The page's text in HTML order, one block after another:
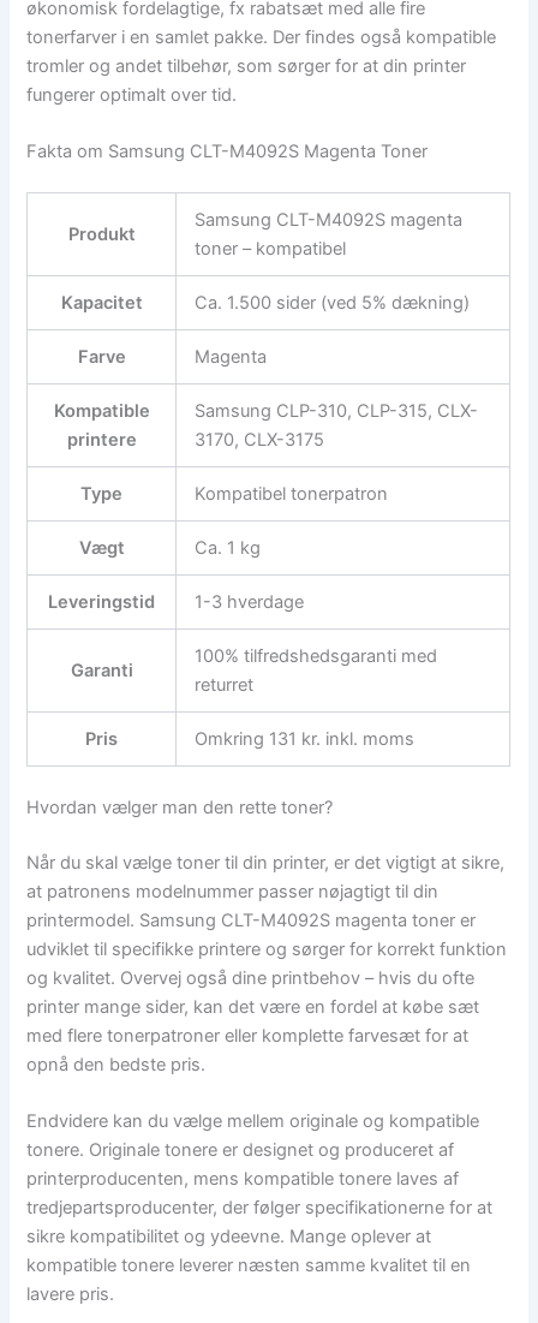
økonomisk fordelagtige, fx rabatsæt med alle fire
tonerfarver i en samlet pakke. Der findes også kompatible
tromler og andet tilbehør, som sørger for at din printer
fungerer optimalt over tid.
Fakta om Samsung CLT-M4092S Magenta Toner
Produkt
Samsung CLT-M4092S magenta
toner – kompatibel
Kapacitet Ca. 1.500 sider (ved 5% dækning)
Farve Magenta
Kompatible
printere
Samsung CLP-310, CLP-315, CLX-
3170, CLX-3175
Type Kompatibel tonerpatron
Vægt Ca. 1 kg
Leveringstid 1-3 hverdage
Garanti
100% tilfredshedsgaranti med
returret
Pris Omkring 131 kr. inkl. moms
Hvordan vælger man den rette toner?
Når du skal vælge toner til din printer, er det vigtigt at sikre,
at patronens modelnummer passer nøjagtigt til din
printermodel. Samsung CLT-M4092S magenta toner er
udviklet til specifikke printere og sørger for korrekt funktion
og kvalitet. Overvej også dine printbehov – hvis du ofte
printer mange sider, kan det være en fordel at købe sæt
med flere tonerpatroner eller komplette farvesæt for at
opnå den bedste pris.
Endvidere kan du vælge mellem originale og kompatible
tonere. Originale tonere er designet og produceret af
printerproducenten, mens kompatible tonere laves af
tredjepartsproducenter, der følger specifikationerne for at
sikre kompatibilitet og ydeevne. Mange oplever at
kompatible tonere leverer næsten samme kvalitet til en
lavere pris.